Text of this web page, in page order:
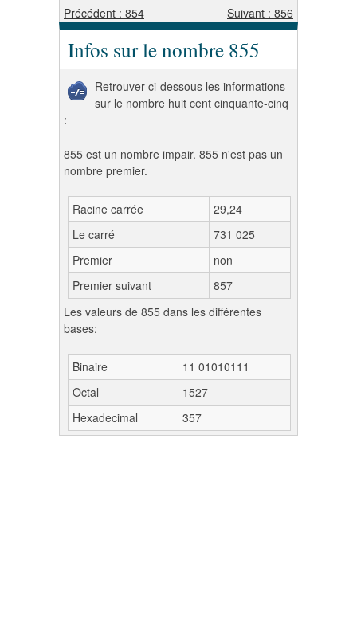
Précédent : 854 Suivant : 856
Infos sur le nombre 855
Retrouver ci-dessous les informations
sur le nombre huit cent cinquante-cinq
:
855 est un nombre impair. 855 n'est pas un
nombre premier.
Racine carrée
29,24
Le carré
731 025
Premier
non
Premier suivant
857
Les valeurs de 855 dans les différentes
bases:
Binaire
11 01010111
Octal
1527
Hexadecimal
357